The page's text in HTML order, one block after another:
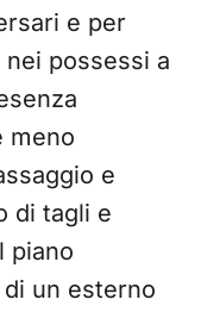
e per
possessi a
meno
e
di tagli e
piano
un esterno